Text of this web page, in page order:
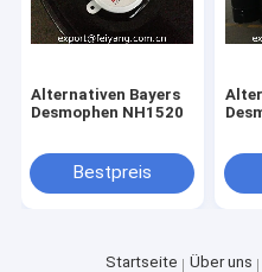
Alternativen Bayers
Desmophen NH1520
Bestpreis
Startseite Über uns